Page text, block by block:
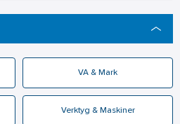
VA & Mark
Verktyg & Maskiner